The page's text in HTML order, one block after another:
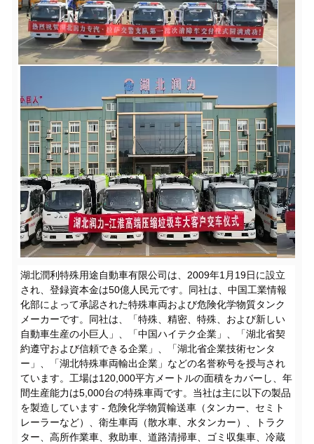
湖北潤利特殊用途自動車有限公司は、2009年1月19日に設立
され、登録資本金は50億人民元です。同社は、中国工業情報
化部によって承認された特殊車両および危険化学物質タンク
メーカーです。同社は、「特殊、精密、特殊、および新しい
自動車生産の小巨人」、「中国ハイテク企業」、「湖北省契
約遵守および信頼できる企業」、「湖北省企業技術センタ
ー」、「湖北特殊車両輸出企業」などの名誉称号を授与され
ています。工場は120,000平方メートルの面積をカバーし、年
間生産能力は5,000台の特殊車両です。当社は主に以下の製品
を製造しています - 危険化学物質輸送車（タンカー、セミト
レーラーなど）、衛生車両（散水車、水タンカー）、トラク
ター、高所作業車、救助車、道路清掃車、ゴミ収集車、冷蔵